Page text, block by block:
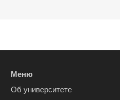
Меню
Об университете